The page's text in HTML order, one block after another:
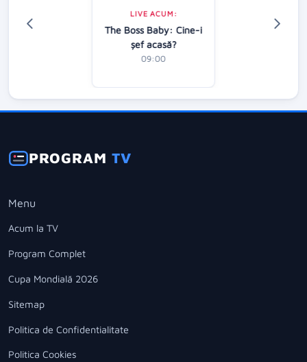
LIVE ACUM:
The Boss Baby: Cine-i
şef acasă?
09:00
PROGRAMTV
Menu
Acum la TV
Program Complet
Cupa Mondială 2026
Sitemap
Politica de Confidentialitate
Politica Cookies